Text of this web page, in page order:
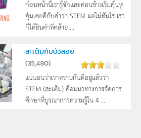
ก่อนหน้านี้เรารู้จักและค่อนข้างเริ่มคุ้นหู
คุ้นเคยดีกับคำว่า STEM แต่ไม่ทันไร เรา
ก็ได้ยินคำที่คล้าย ...
สะเต็มกับบัวลอย
(35,480)
แน่นอนว่าเราทราบกันดีอยู่แล้วว่า
STEM (สะเต็ม) คือแนวทางการจัดการ
ศึกษาที่บูรณาการความรู้ใน 4 ...